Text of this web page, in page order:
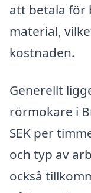
att betala för
material,
kostnaden.
Generellt
rörmokare i
SEK per
och typ av
också